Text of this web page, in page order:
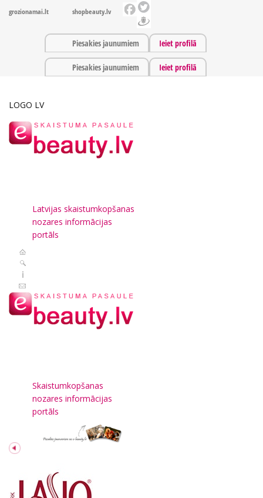
grozionamai.lt shopbeauty.lv
Piesakies jaunumiem Ieiet profilā
Piesakies jaunumiem Ieiet profilā
LOGO LV
Latvijas skaistumkopšanas
nozares informācijas
portāls
Skaistumkopšanas
nozares informācijas
portāls